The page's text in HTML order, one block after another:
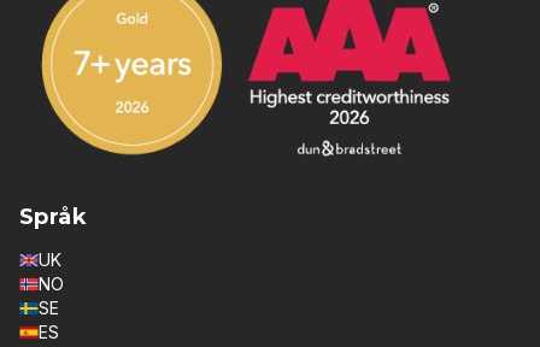
Språk
UK
NO
SE
ES